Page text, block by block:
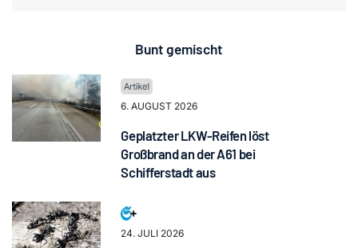
Bunt gemischt
6. AUGUST 2026
Geplatzter LKW-Reifen löst
Großbrand an der A61 bei
Schifferstadt aus
24. JULI 2026